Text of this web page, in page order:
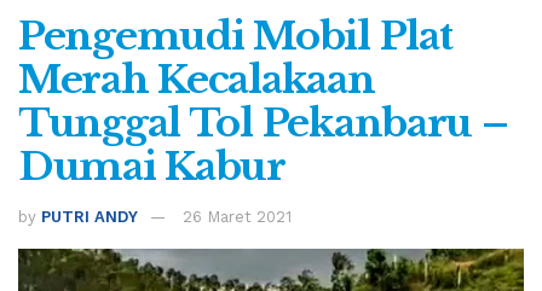
Pengemudi Mobil Plat
Merah Kecalakaan
Tunggal Tol Pekanbaru –
Dumai Kabur
by PUTRI ANDY 26 Maret 2021